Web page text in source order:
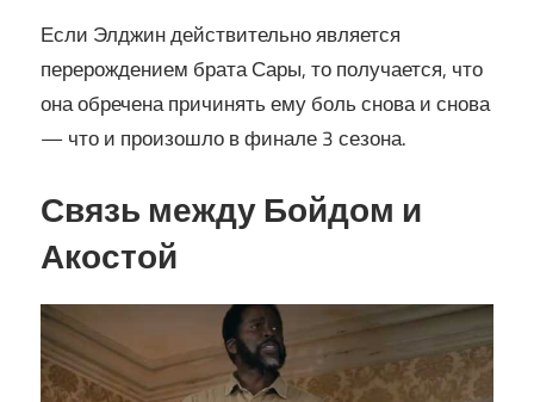
Если Элджин действительно является
перерождением брата Сары, то получается, что
она обречена причинять ему боль снова и снова
— что и произошло в финале 3 сезона.
Связь между Бойдом и
Акостой